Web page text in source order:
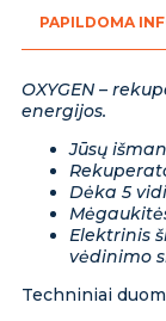
PAPILDOMA
OXYGEN –
energijos.
Jūsų
Dėka 5
Elektrinis
vėdinimo
Techniniai